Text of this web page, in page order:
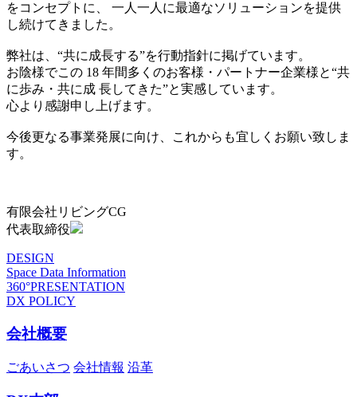
をコンセプトに、 一人一人に最適なソリューションを提供
し続けてきました。
弊社は、“共に成長する”を行動指針に掲げています。
お陰様でこの 18 年間多くのお客様・パートナー企業様と“共
に歩み・共に成 長してきた”と実感しています。
心より感謝申し上げます。
今後更なる事業発展に向け、これからも宜しくお願い致しま
す。
有限会社リビングCG
代表取締役
DESIGN
Space Data Information
360°PRESENTATION
DX POLICY
会社概要
ごあいさつ 会社情報 沿革